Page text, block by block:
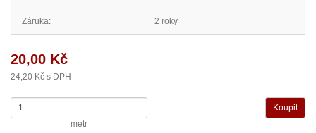
Záruka: 2 roky
20,00 Kč
24,20 Kč s DPH
metr